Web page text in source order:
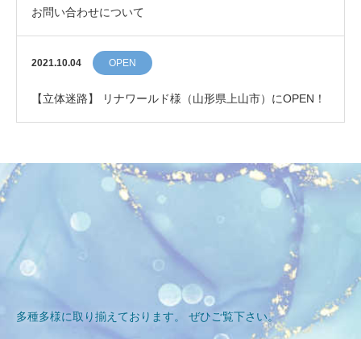
お問い合わせについて
2021.10.04 OPEN
【立体迷路】 リナワールド様（山形県上山市）にOPEN！
多種多様に取り揃えております。 ぜひご覧下さい。